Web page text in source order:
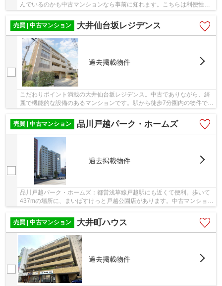
んでいるのかも中古マンションなら事前に知れます。こちらは利便性の
高いエレベーター付きの物件です。徒歩8分圏内...
売買 | 中古マンション
大井仙台坂レジデンス
過去掲載物件
こだわりポイント満載の大井仙台坂レジデンス。中古でありながら、綺
麗で機能的な設備のあるマンションです。駅から徒歩7分圏内の物件で
売買 | 中古マンション
品川戸越パーク・ホームズ
過去掲載物件
品川戸越パーク・ホームズ：都営浅草線戸越駅にも近くて便利。歩いて
437mの場所に、まいばすけっと戸越公園店があります。中古マンション
売買 | 中古マンション
大井町ハウス
過去掲載物件